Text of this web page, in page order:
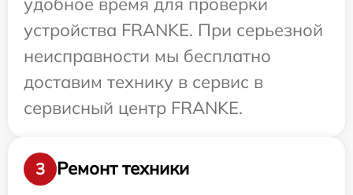
устройства FRANKE. При серьезной
неисправности мы бесплатно
доставим технику в сервис в
сервисный центр FRANKE.
3
Ремонт техники